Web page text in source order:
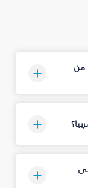
من